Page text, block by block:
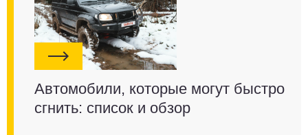
Автомобили, которые могут быстро
сгнить: список и обзор